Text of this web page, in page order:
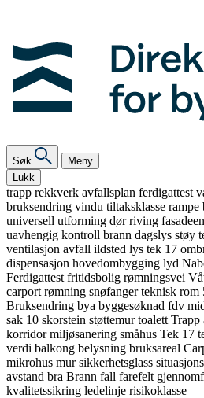
Søk
Meny
Lukk
trapp rekkverk avfallsplan ferdigattest
bruksendring vindu tiltaksklasse rampe
universell utforming dørriving
uavhengig kontroll brann dagslys støy
ventilasjon avfall ildsted lys tek 17
dispensasjon hovedombygging lyd
Ferdigattest fritidsbolig rømningsvei
carport rømning snøfangerteknisk rom
Bruksendring bya byggesøknad fdv
sak 10 skorstein støttemurtoalett Trapp
korridormiljøsanering småhus Tek 17
verdi balkong belysning bruksareal
mikrohus mursikkerhetsglass
avstand bra Brann fall farefelt
kvalitetssikring ledelinje risikoklasse